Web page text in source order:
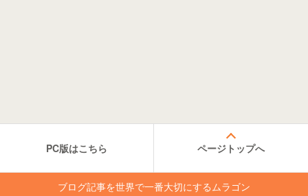
PC版はこちら ページトップへ
ブログ記事を世界で一番大切にするムラゴン